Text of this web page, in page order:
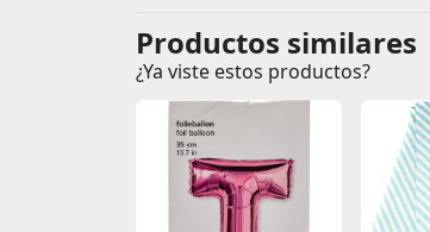
Productos similares
¿Ya viste estos productos?